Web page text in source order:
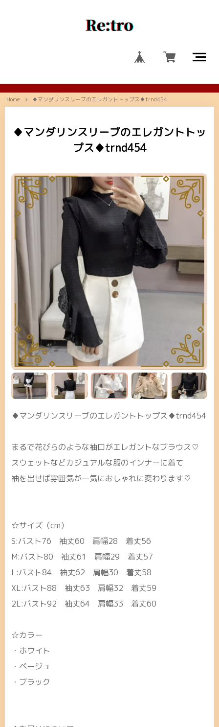
Home ♦マンダリンスリーブのエレガントトップス♦trnd454
♦マンダリンスリーブのエレガントトッ
プス♦trnd454
♦マンダリンスリーブのエレガントトップス♦trnd454
まるで花びらのような袖口がエレガントなブラウス♡
スウェットなどカジュアルな服のインナーに着て
袖を出せば雰囲気が一気におしゃれに変わります♡
☆サイズ（cm）
S:バスト76 袖丈60 肩幅28 着丈56
M:バスト80 袖丈61 肩幅29 着丈57
L:バスト84 袖丈62 肩幅30 着丈58
XL:バスト88 袖丈63 肩幅32 着丈59
2L:バスト92 袖丈64 肩幅33 着丈60
☆カラー
・ホワイト
・ベージュ
・ブラック